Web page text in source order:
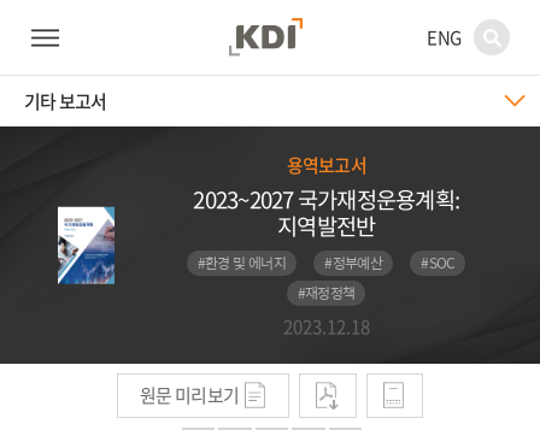
ENG
기타 보고서
용역보고서
2023~2027 국가재정운용계획:
지역발전반
#환경 및 에너지 #정부예산
#SOC
#재정정책
2023.12.18
원문 미리보기